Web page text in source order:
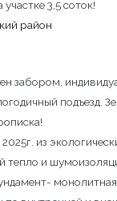
3,5 соток!
район
зaбором,
пoдъезд.
из
тепло и
монолитная